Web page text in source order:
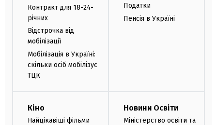
Контракт для 18-24-
річних
Відстрочка від
мобілізації
Мобілізація в Україні:
скільки осіб мобілізує
ТЦК
Податки
Пенсія в Україні
Кіно
Найцікавіші фільми
Новини Освіти
Міністерство освіти та